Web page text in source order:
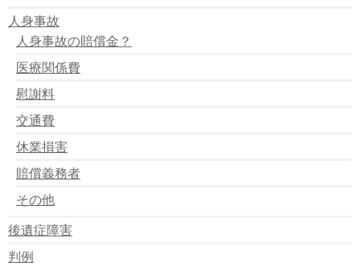
長野県でバスとトラック衝突
コンビにに激突
四つ木で作業員はねられる
正面衝突で２人死亡
車バックして診療室に激突
兄弟の衝突事故
島根県 トンネル内で衝突事故
１５年前後にわたり偽造
無免許でひき逃げ
埼玉県 交通事故死亡者急増
バイクと自動車の衝突事故 一人死亡
人身事故
人身事故の賠償金？
医療関係費
慰謝料
交通費
休業損害
賠償義務者
その他
後遺症障害
判例